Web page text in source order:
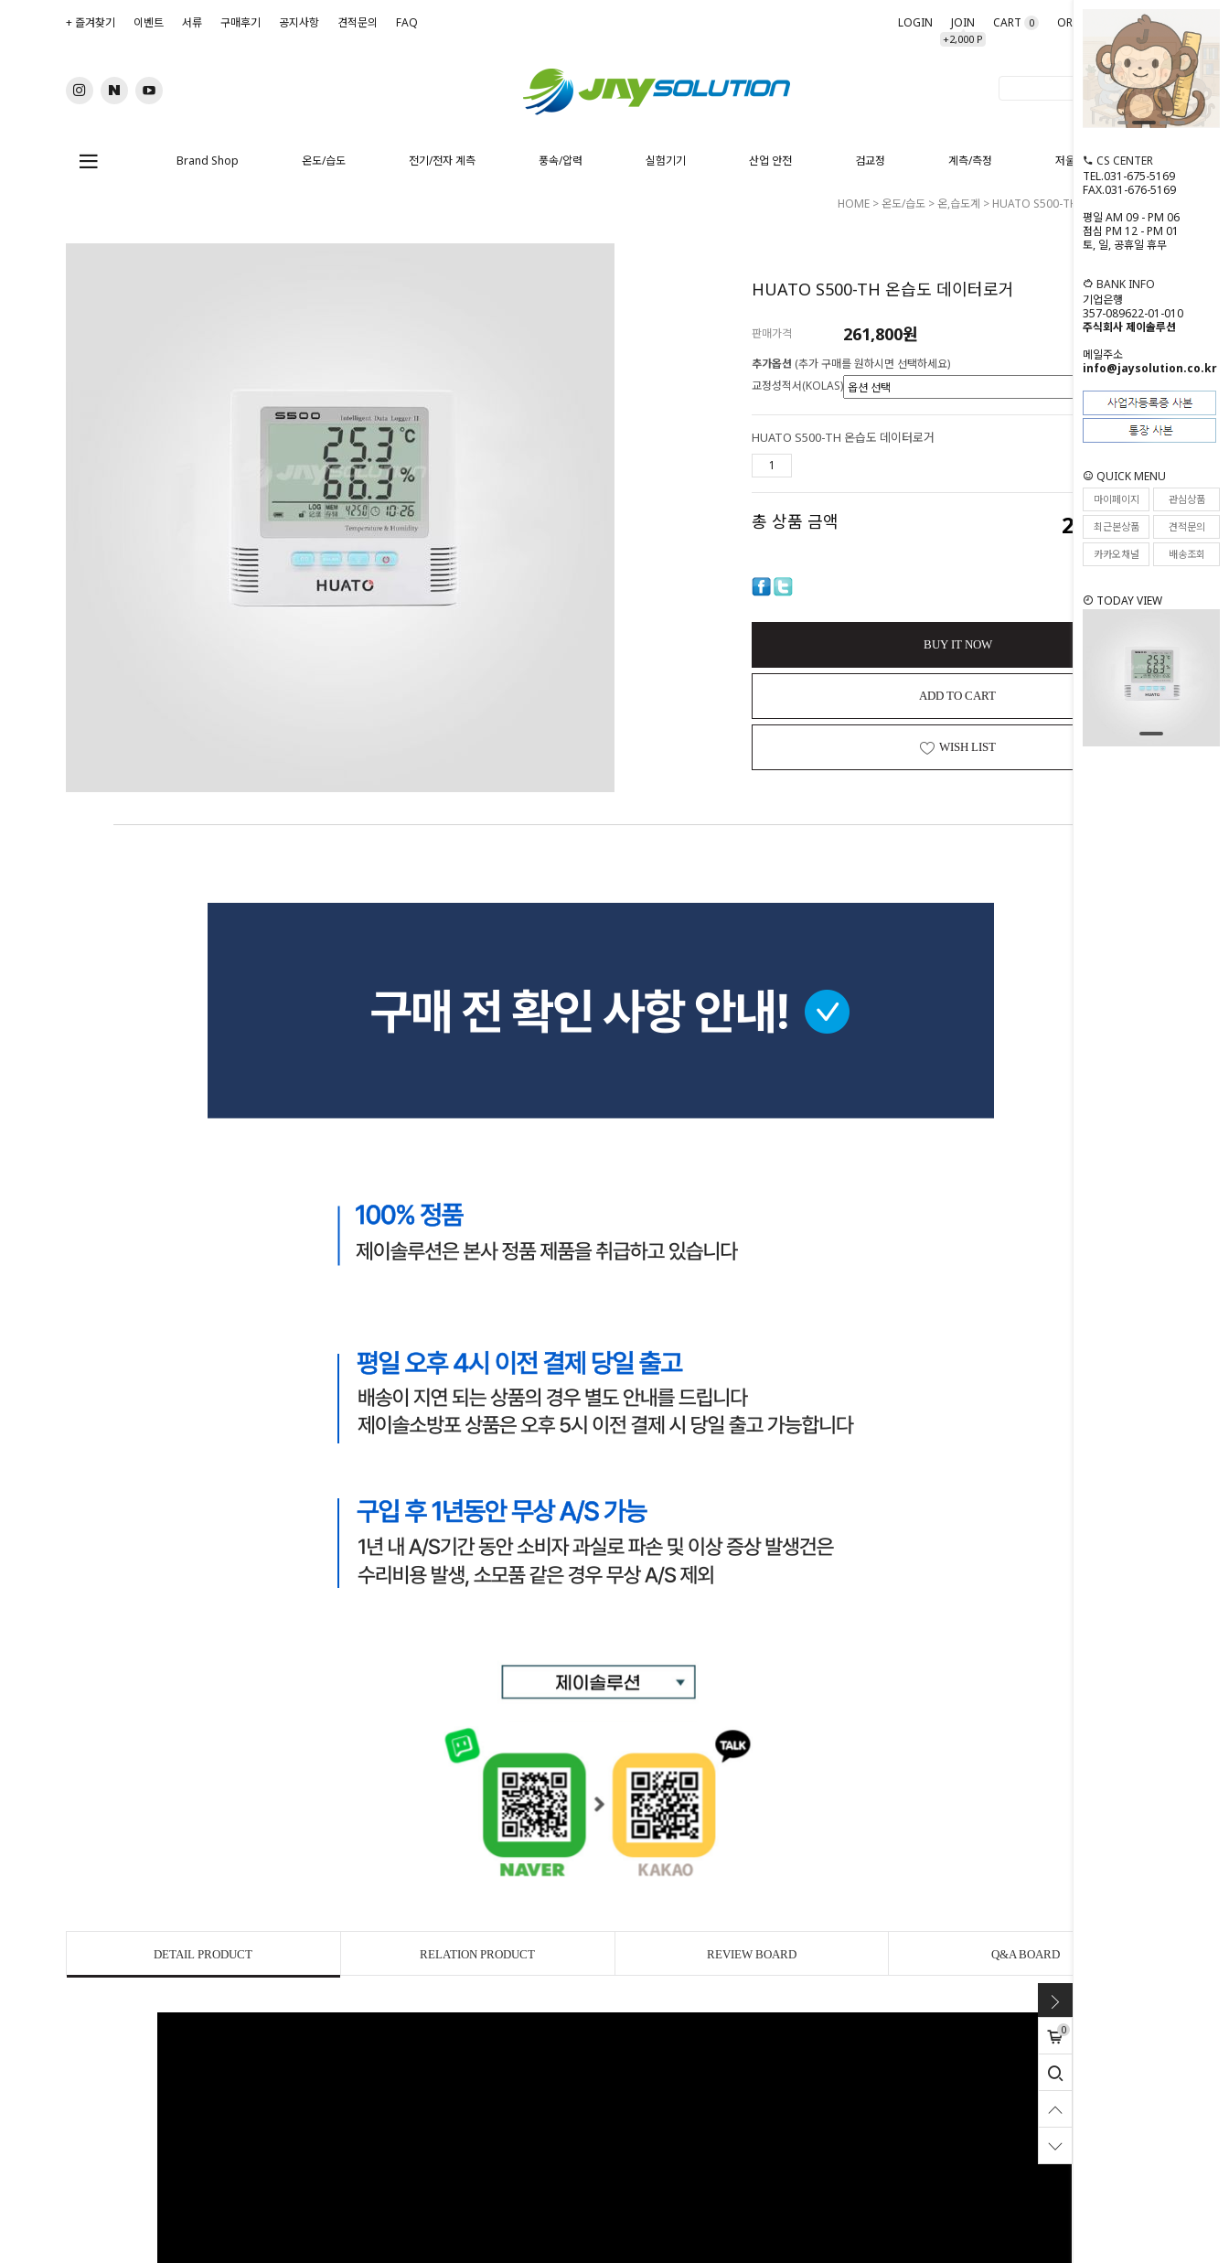
+ 즐겨찾기 이벤트 서류 구매후기 공지사항 견적문의 FAQ LOGIN JOIN
+2,000 P
CART 0 ORDER MYPAGE
Brand Shop 온도/습도 전기/전자 계측 풍속/압력 실험기기 산업 안전 검교정 계측/측정 저울/분동CS CENTER
TEL.031-675-5169
FAX.031-676-5169
평일 AM 09 - PM 06
점심 PM 12 - PM 01
토, 일, 공휴일 휴무
BANK INFO
기업은행
357-089622-01-010
주식회사 제이솔루션
메일주소
info@jaysolution.co.kr
QUICK MENU
마이페이지
관심상품
최근본상품
견적문의
카카오채널
배송조회
TODAY VIEW
0
HOME >온도/습도 >온,습도계 > HUATO S500-TH 온습도 데이터로거
HUATO S500-TH 온습도 데이터로거
판매가격 261,800원
추가옵션 (추가 구매를 원하시면 선택하세요)
교정성적서(KOLAS)
HUATO S500-TH 온습도 데이터로거
총 상품 금액 261,800
BUY IT NOW
ADD TO CART
WISH LIST
DETAIL PRODUCT RELATION PRODUCT REVIEW BOARD Q&A BOARD